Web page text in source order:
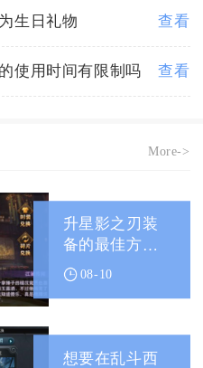
生日礼物 查看
使用时间有限制吗 查看
More->
升星影之刃装
备的最佳方法
是什么
08-10
想要在乱斗西